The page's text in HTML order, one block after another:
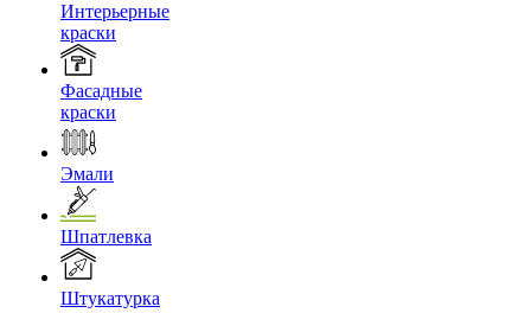
Интерьерные
краски
Фасадные
краски
Эмали
Шпатлевка
Штукатурка